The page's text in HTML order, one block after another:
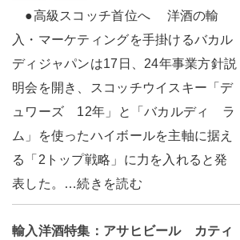
●高級スコッチ首位へ 洋酒の輸
入・マーケティングを手掛けるバカル
ディジャパンは17日、24年事業方針説
明会を開き、スコッチウイスキー「デ
ュワーズ 12年」と「バカルディ ラ
ム」を使ったハイボールを主軸に据え
る「2トップ戦略」に力を入れると発
表した。…続きを読む
輸入洋酒特集：アサヒビール カティ